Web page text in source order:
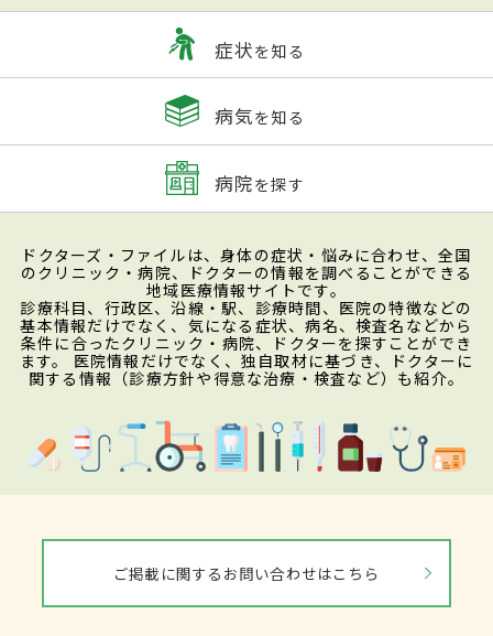
症状を知る
病気を知る
病院を探す
ドクターズ・ファイルは、身体の症状・悩みに合わせ、全国
のクリニック・病院、ドクターの情報を調べることができる
地域医療情報サイトです。
診療科目、行政区、沿線・駅、診療時間、医院の特徴などの
基本情報だけでなく、気になる症状、病名、検査名などから
条件に合ったクリニック・病院、ドクターを探すことができ
ます。 医院情報だけでなく、独自取材に基づき、ドクターに
関する情報（診療方針や得意な治療・検査など）も紹介。
ご掲載に関するお問い合わせはこちら